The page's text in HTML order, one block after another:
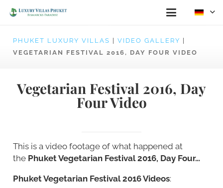
PHUKET LUXURY VILLAS VIDEO GALLERY
VEGETARIAN FESTIVAL 2016, DAY FOUR VIDEO
Vegetarian Festival 2016, Day
Four Video
This is a video footage of what happened at
the Phuket Vegetarian Festival 2016, Day Four…
Phuket Vegetarian Festival 2016 Videos: